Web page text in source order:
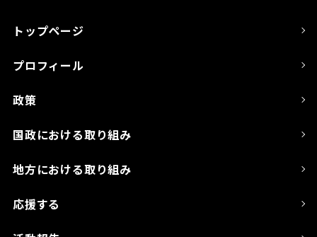
トップページ
プロフィール
政策
国政における取り組み
地方における取り組み
応援する